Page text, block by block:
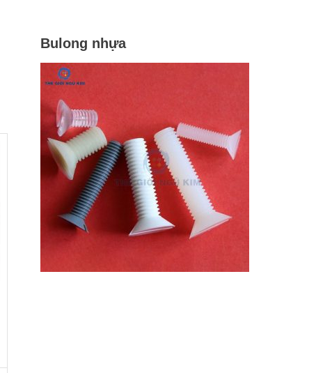
Bulong nhựa